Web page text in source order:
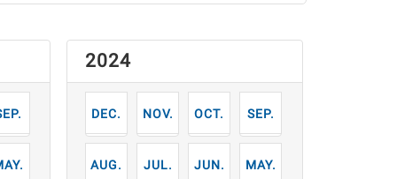
月
月
2024
12月 11月 10月 9月
8月 7月 6月 5月